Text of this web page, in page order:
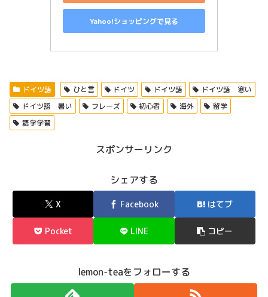
Yahoo!ショッピングで見る
ドイツ語 ひと言 ドイツ ドイツ語
ドイツ語 寒い
ドイツ語 暑い
フレーズ 初心者 海外
留学
語学学習
スポンサーリンク
シェアする
X Facebook はてブ
Pocket LINE コピー
lemon-teaをフォローする